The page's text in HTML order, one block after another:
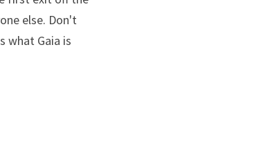
else. Don't
what Gaia is